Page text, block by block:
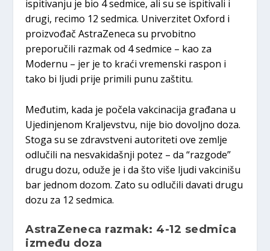
ispitivanju je bio 4 sedmice, ali su se ispitivali i
drugi, recimo 12 sedmica. Univerzitet Oxford i
proizvođač AstraZeneca su prvobitno
preporučili razmak od 4 sedmice – kao za
Modernu – jer je to kraći vremenski raspon i
tako bi ljudi prije primili punu zaštitu.
Međutim, kada je počela vakcinacija građana u
Ujedinjenom Kraljevstvu, nije bio dovoljno doza.
Stoga su se zdravstveni autoriteti ove zemlje
odlučili na nesvakidašnji potez – da “razgode”
drugu dozu, oduže je i da što više ljudi vakcinišu
bar jednom dozom. Zato su odlučili davati drugu
dozu za 12 sedmica.
AstraZeneca razmak: 4-12 sedmica
između doza